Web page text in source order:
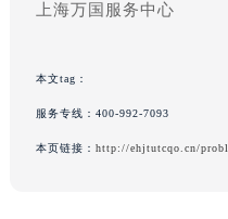
上海万国服务中心
本文tag：
服务专线： 400-992-7093
本页链接： http://ehjtutcqo.cn/